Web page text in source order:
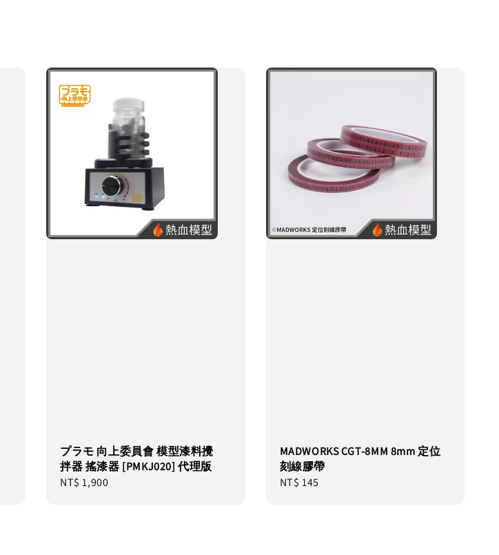
プラモ 向上委員會 模型漆料攪
拌器 搖漆器 [PMKJ020] 代理版
Regular
NT$ 1,900
MADWORKS CGT-8MM 8mm 定位
刻線膠帶
Regular
NT$ 145